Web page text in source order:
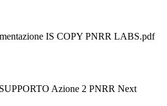
IS COPY PNRR LABS.pdf
Azione 2 PNRR Next